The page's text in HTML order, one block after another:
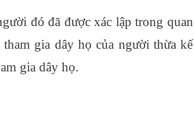
đó đã được xác lập trong quan
gia dây họ của người thừa kế
gia dây họ.